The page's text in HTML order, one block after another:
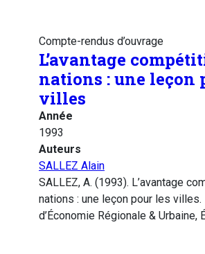
Compte-rendus d’ouvrage
L’avantage
nations : une leçon
villes
Année
1993
Auteurs
SALLEZ Alain
SALLEZ, A. (1993). L’avantage
nations : une leçon pour les villes.
d’Économie Régionale & Urbaine,